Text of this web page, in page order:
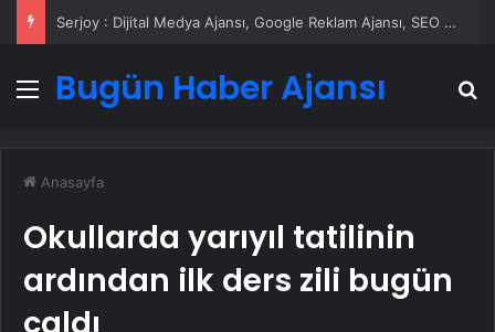
Serjoy : Dijital Medya Ajansı, Google Reklam Ajansı, SEO Ajansı ve Web Tasarım Ajansı
Menü
Bugün Haber Ajansı
Anasayfa
Okullarda yarıyıl tatilinin
ardından ilk ders zili bugün